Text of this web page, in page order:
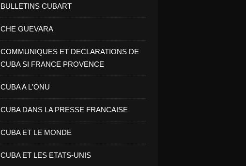
BULLETINS CUBART
CHE GUEVARA
COMMUNIQUES ET DECLARATIONS DE
CUBA SI FRANCE PROVENCE
CUBA A L'ONU
CUBA DANS LA PRESSE FRANCAISE
CUBA ET LE MONDE
CUBA ET LES ETATS-UNIS